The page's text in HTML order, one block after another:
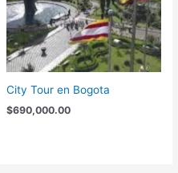
City Tour en Bogota
$690,000.00